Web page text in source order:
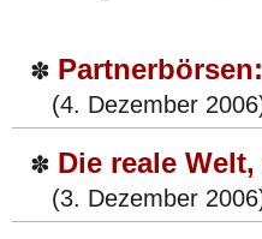
✽
(4. Dezember
✽ Die reale
(3. Dezember